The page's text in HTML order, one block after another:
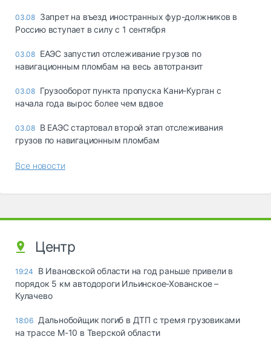
03.08 Запрет на въезд иностранных фур-должников в
Россию вступает в силу с 1 сентября
03.08 ЕАЭС запустил отслеживание грузов по
навигационным пломбам на весь автотранзит
03.08 Грузооборот пункта пропуска Кани-Курган с
начала года вырос более чем вдвое
03.08 В ЕАЭС стартовал второй этап отслеживания
грузов по навигационным пломбам
Все новости
Центр
19:24
В Ивановской области на год раньше привели в
порядок 5 км автодороги Ильинское-Хованское –
Кулачево
18:06 Дальнобойщик погиб в ДТП с тремя грузовиками
на трассе М-10 в Тверской области